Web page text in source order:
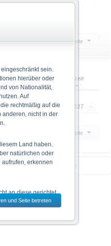
20 Ergebnisse pro Seite
Max. Rendite Laufzeit
8,80 % 26.01.2027
20 Ergebnisse pro Seite
Bank Indikationen
sein.
hierüber oder
von Nationalität,
Auf
rechtmäßig auf die
anderen, nicht in der
Land haben.
natürlichen oder
erkennen
an diese gerichtet.
Land
und Seite betreten